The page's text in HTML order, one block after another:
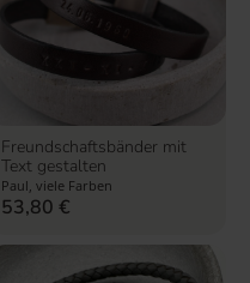
Freundschaftsbänder mit
Text gestalten
Paul, viele Farben
53,80€